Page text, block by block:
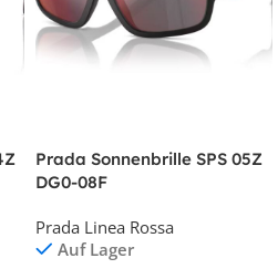
Prada Sonnenbrille SPS 05Z
DG0-08F
Prada Linea Rossa
Auf Lager